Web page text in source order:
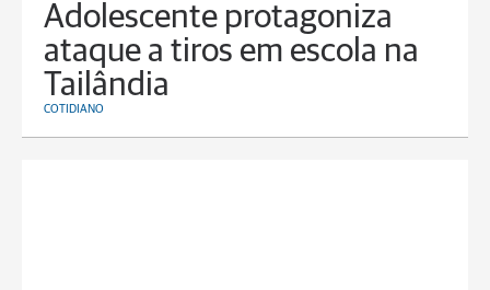
Adolescente protagoniza
ataque a tiros em escola na
Tailândia
COTIDIANO